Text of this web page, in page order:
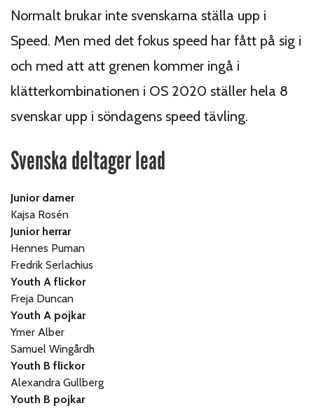
Normalt brukar inte svenskarna ställa upp i
Speed. Men med det fokus speed har fått på sig i
och med att att grenen kommer ingå i
klätterkombinationen i OS 2020 ställer hela 8
svenskar upp i söndagens speed tävling.
Svenska deltager lead
Junior damer
Kajsa Rosén
Junior herrar
Hennes Puman
Fredrik Serlachius
Youth A flickor
Freja Duncan
Youth A pojkar
Ymer Alber
Samuel Wingårdh
Youth B flickor
Alexandra Gullberg
Youth B pojkar